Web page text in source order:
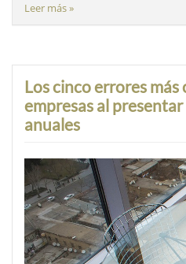
Leer más »
Los cinco errores más
empresas al
anuales